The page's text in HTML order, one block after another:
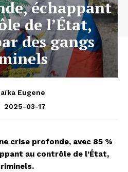
échappant
de l’État,
des gangs
Eugene
2025-03-17
crise profonde, avec 85 %
au contrôle de l’État,